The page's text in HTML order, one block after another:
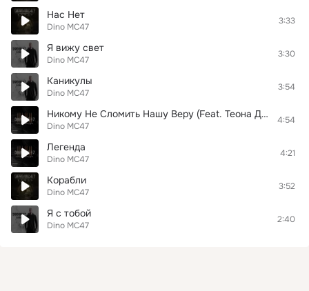
Нас Нет
Dino MC47
3:33
Я вижу свет
Dino MC47
3:30
Каникулы
Dino MC47
3:54
Никому Не Сломить Нашу Веру (Feat. Теона Дольникова)
Dino MC47
4:54
Легенда
Dino MC47
4:21
Корабли
Dino MC47
3:52
Я с тобой
Dino MC47
2:40